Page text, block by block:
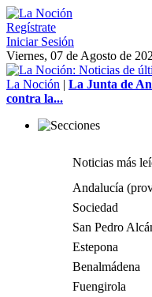
Regístrate
Iniciar Sesión
Viernes, 07 de Agosto de
La Noción | La Junta de
contra la...
Noticias más
Andalucía
Sociedad
San Pedro
Estepona
Benalmádena
Fuengirola